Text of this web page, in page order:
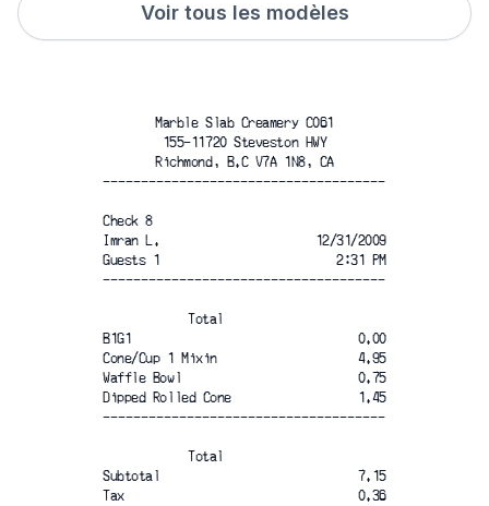
Voir tous les modèles
Marble Slab Creamery C061
155-11720 Steveston HWY
Richmond, B.C V7A 1N8, CA
-------------------------------------
Check 8
Imran L.
12/31/2009
Guests 1
2:31 PM
-------------------------------------
Total
B1G1
0.00
Cone/Cup 1 Mixin
4.95
Waffle Bowl
0.75
Dipped Rolled Cone
1.45
-------------------------------------
Total
Subtotal
7.15
Tax
0.36